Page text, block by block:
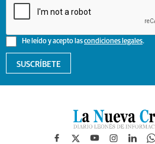
He leído y acepto lascondiciones legales.
SUSCRÍBETE